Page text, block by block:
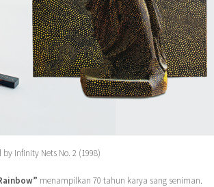
Infinity Nets No. 2 (1998)
menampilkan 70 tahun karya sang seniman.